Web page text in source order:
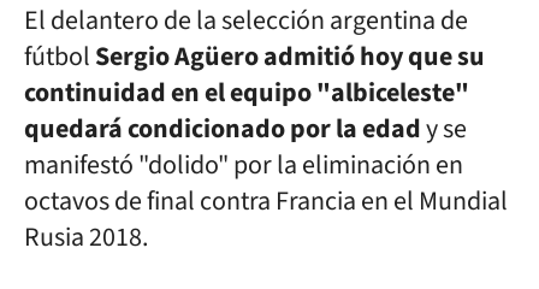
El delantero de la selección argentinade
fútbolSergio Agüero admitió hoy que su
continuidad en el equipo"albiceleste"
quedará condicionado por la edady se
manifestó "dolido" por laeliminación en
octavos de final contra Francia en el Mundial
Rusia 2018.